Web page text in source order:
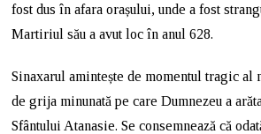
fost dus în afara orașului, unde a fost
Martiriul său a avut loc în anul 628.
Sinaxarul amintește de momentul tragic al
de grija minunată pe care Dumnezeu a
Sfântului Atanasie. Se consemnează că